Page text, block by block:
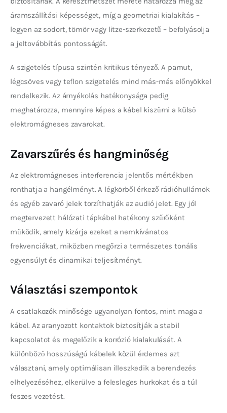
áramszállítási képességet, míg a geometriai kialakítás –
legyen az sodort, tömör vagy litze-szerkezetű – befolyásolja
a jeltovábbítás pontosságát.
A szigetelés típusa szintén kritikus tényező. A pamut,
légcsöves vagy teflon szigetelés mind más-más előnyökkel
rendelkezik. Az árnyékolás hatékonysága pedig
meghatározza, mennyire képes a kábel kiszűrni a külső
elektromágneses zavarokat.
Zavarszűrés és hangminőség
Az elektromágneses interferencia jelentős mértékben
ronthatja a hangélményt. A légkörből érkező rádióhullámok
és egyéb zavaró jelek torzíthatják az audió jelet. Egy jól
megtervezett hálózati tápkábel hatékony szűrőként
működik, amely kizárja ezeket a nemkívánatos
frekvenciákat, miközben megőrzi a természetes tonális
egyensúlyt és dinamikai teljesítményt.
Választási szempontok
A csatlakozók minősége ugyanolyan fontos, mint maga a
kábel. Az aranyozott kontaktok biztosítják a stabil
kapcsolatot és megelőzik a korrózió kialakulását. A
különböző hosszúságú kábelek közül érdemes azt
választani, amely optimálisan illeszkedik a berendezés
elhelyezéséhez, elkerülve a felesleges hurkokat és a túl
feszes vezetést.